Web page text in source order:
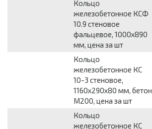
Кольцо
железобетонное КСФ
10.9 стеновое
фальцевое, 1000х890
мм, цена за шт
Кольцо
железобетонное КС
10-3 стеновое,
1160х290х80 мм, бетон
М200, цена за шт
Кольцо
железобетонное КС